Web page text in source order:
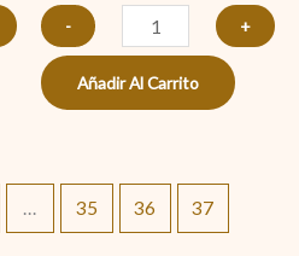
-
cantidad
+
Añadir Al Carrito
… 35 36 37